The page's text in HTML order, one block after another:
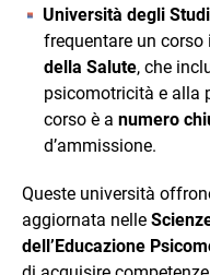
Università degli
frequentare un corso
della Salute, che
psicomotricità e alla
corso è a numero
d’ammissione.
Queste università
aggiornata nelle
dell’Educazione